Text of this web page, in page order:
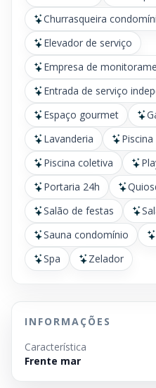
Churrasqueira
Elevador de serviço
Empresa de
Entrada de serviço
Espaço gourmet
Lavanderia
Piscina coletiva
Portaria 24h
Salão de festas
Sauna condomínio
Spa
Zelador
INFORMAÇÕES
Característica
Frente mar